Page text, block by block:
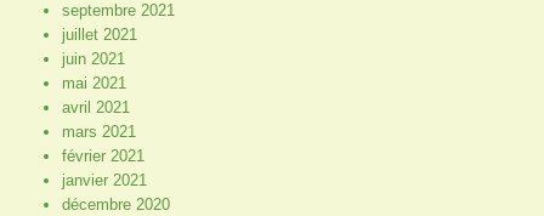
septembre 2021
juillet 2021
juin 2021
mai 2021
avril 2021
mars 2021
février 2021
janvier 2021
décembre 2020